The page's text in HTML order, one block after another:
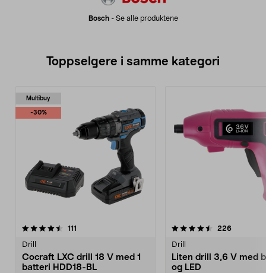
Bosch- Se alle produktene
Toppselgere i samme kategori
Multibuy
-30%
111
Drill
Cocraft LXC drill 18 V med 1
batteri HDD18-BL
4.5 av 5 stjerner 226
Drill
Liten drill 3,6 V med
og LED
4.5 av 5 stjerner